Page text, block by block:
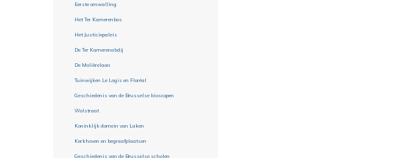
Eerste omwalling
Het Ter Kamerenbos
Het Justiciepaleis
De Ter Kamerenabdij
De Molièrelaan
Tuinwijken Le Logis en Floréal
Geschiedenis van de Brusselse bioscopen
Wolstraat
Koninklijk domein van Laken
Kerkhoven en begraafplaatsen
Geschiedenis van de Brusselse scholen